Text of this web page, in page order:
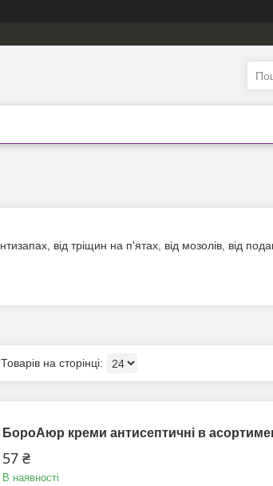
від тріщин на п'ятах, від мозолів, від
БороАюр креми антисептичні в
57 ₴
В наявності